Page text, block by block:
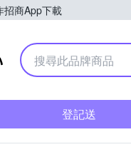
招商App下載
Yahoo購物中心
登記送